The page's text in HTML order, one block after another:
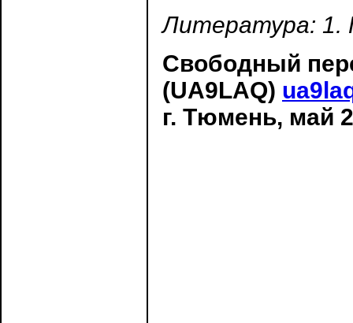
Литература: 1.
Свободный
(UA9LAQ)
г. Тюмень, май